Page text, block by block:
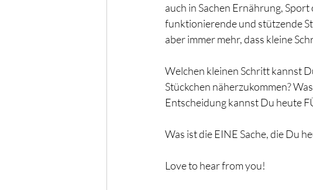
auch in Sachen Ernährung,
funktionierende und stützende
aber immer mehr, dass kleine
Welchen kleinen Schritt kannst
Stückchen näherzukommen?
Entscheidung kannst Du heute
Was ist die EINE Sache, die Du
Love to hear from you!